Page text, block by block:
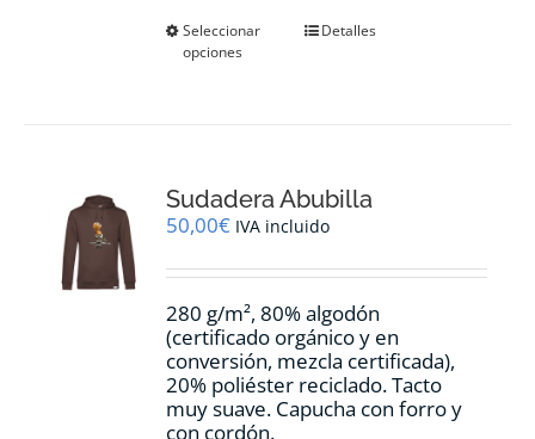
Seleccionar
opciones
Este
se
pueden
en
página
de
producto
Detalles
Sudadera Abubilla
50,00€ IVA incluido
280 g/m², 80% algodón
(certificado orgánico y en
conversión, mezcla certificada),
20% poliéster reciclado. Tacto
muy suave. Capucha con forro y
con cordón.